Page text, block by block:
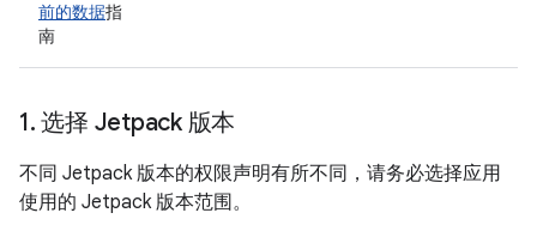
前的数据指
南
1. 选择 Jetpack 版本
不同 Jetpack 版本的权限声明有所不同，请务必选择应用
使用的 Jetpack 版本范围。